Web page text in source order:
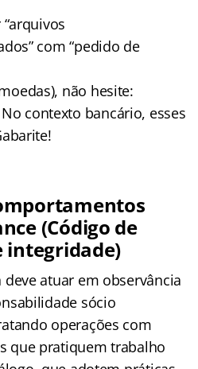
com “pedido de
não hesite:
contexto bancário, esses
(Código de
integridade)
atuar em observância
sócio
operações com
que pratiquem trabalho